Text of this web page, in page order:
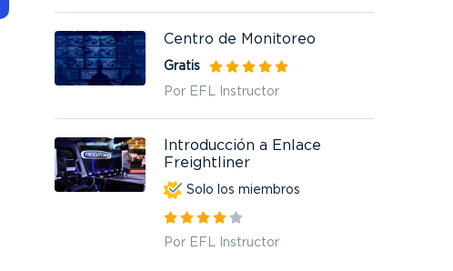
Centro de Monitoreo
Gratis
Por EFL Instructor
Introducción a Enlace
Freightliner
Solo los miembros
Por EFL Instructor